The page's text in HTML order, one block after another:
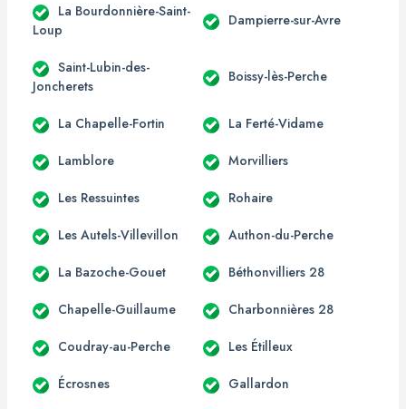
La Bourdonnière-Saint-
Loup
Dampierre-sur-Avre
Saint-Lubin-des-
Joncherets
Boissy-lès-Perche
La Chapelle-Fortin La Ferté-Vidame
Lamblore Morvilliers
Les Ressuintes Rohaire
Les Autels-Villevillon Authon-du-Perche
La Bazoche-Gouet Béthonvilliers 28
Chapelle-Guillaume Charbonnières 28
Coudray-au-Perche Les Étilleux
Écrosnes Gallardon